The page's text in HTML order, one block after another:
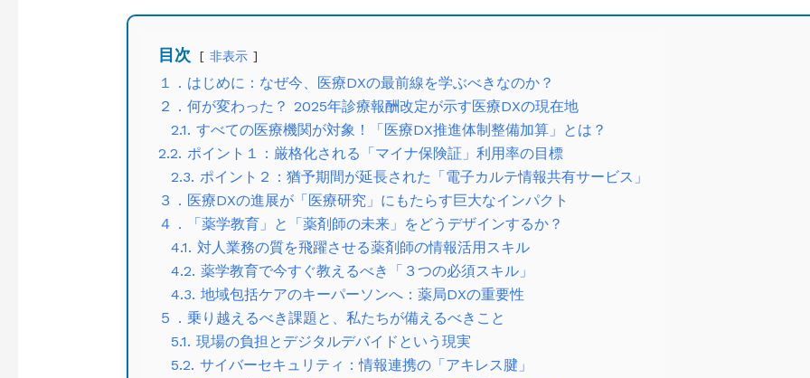
目次 非表示
１．はじめに：なぜ今、医療DXの最前線を学ぶべきなのか？
２．何が変わった？ 2025年診療報酬改定が示す医療DXの現在地
2.1. すべての医療機関が対象！「医療DX推進体制整備加算」とは？
2.2. ポイント１：厳格化される「マイナ保険証」利用率の目標
2.3. ポイント２：猶予期間が延長された「電子カルテ情報共有サービス」
３．医療DXの進展が「医療研究」にもたらす巨大なインパクト
４．「薬学教育」と「薬剤師の未来」をどうデザインするか？
4.1. 対人業務の質を飛躍させる薬剤師の情報活用スキル
4.2. 薬学教育で今すぐ教えるべき「３つの必須スキル」
4.3. 地域包括ケアのキーパーソンへ：薬局DXの重要性
５．乗り越えるべき課題と、私たちが備えるべきこと
5.1. 現場の負担とデジタルデバイドという現実
5.2. サイバーセキュリティ：情報連携の「アキレス腱」